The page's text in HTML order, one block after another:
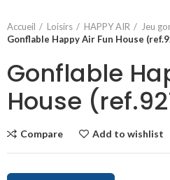
Accueil Loisirs HAPPY AIR
Jeu
Gonflable Happy Air Fun House
Gonflable
House
Compare Add to wishlist